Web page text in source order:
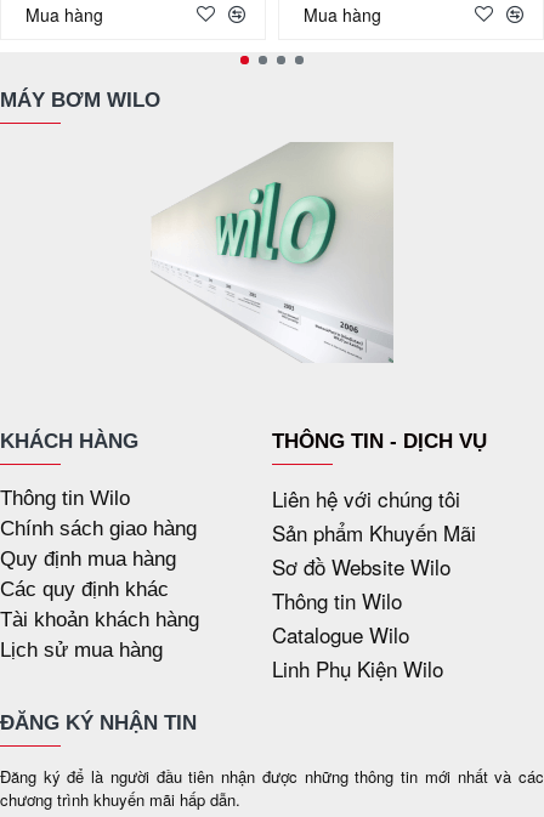
Mua hàng Mua hàng
MÁY BƠM WILO
KHÁCH HÀNG
Thông tin Wilo
Chính sách giao hàng
Quy định mua hàng
Các quy định khác
Tài khoản khách hàng
Lịch sử mua hàng
THÔNG TIN - DỊCH VỤ
Liên hệ với chúng tôi
Sản phẩm Khuyến Mãi
Sơ đồ Website Wilo
Thông tin Wilo
Catalogue Wilo
Linh Phụ Kiện Wilo
ĐĂNG KÝ NHẬN TIN
Đăng ký để là người đầu tiên nhận được những thông tin mới nhất và các
chương trình khuyến mãi hấp dẫn.